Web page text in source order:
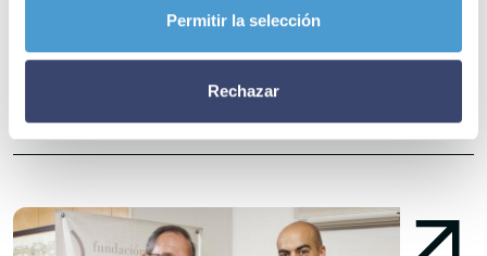
Permitir la selección
Rechazar
Noticias
relacionadas